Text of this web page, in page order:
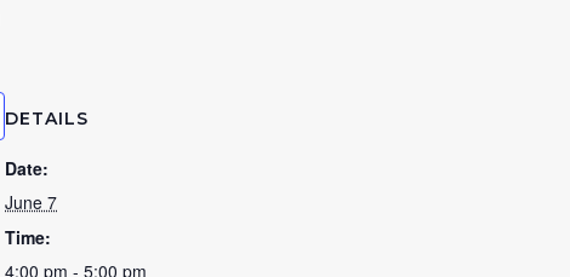
DETAILS
Date:
June 7
Time:
4:00 pm - 5:00 pm